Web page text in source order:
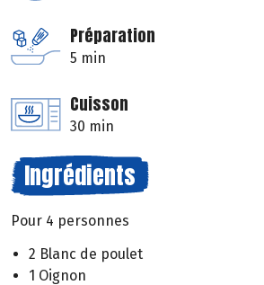
Préparation
5 min
Cuisson
30 min
Ingrédients
Pour 4 personnes
2 Blanc de poulet
1 Oignon